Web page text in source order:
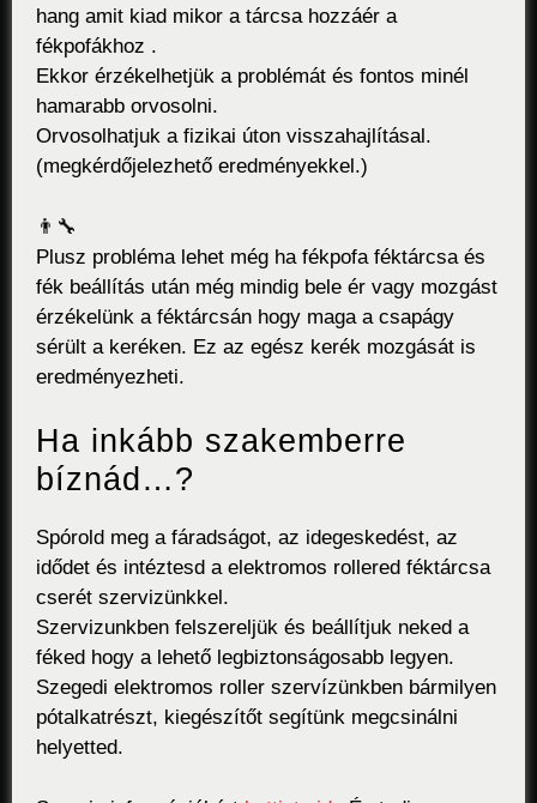
hang amit kiad mikor a tárcsa hozzáér a
fékpofákhoz .
Ekkor érzékelhetjük a problémát és fontos minél
hamarabb orvosolni.
Orvosolhatjuk a fizikai úton visszahajlításal.
(megkérdőjelezhető eredményekkel.)
👨‍🔧
Plusz probléma lehet még ha fékpofa féktárcsa és
fék beállítás után még mindig bele ér vagy mozgást
érzékelünk a féktárcsán hogy maga a csapágy
sérült a keréken. Ez az egész kerék mozgását is
eredményezheti.
Ha inkább szakemberre
bíznád…?
Spórold meg a fáradságot, az idegeskedést, az
idődet és intéztesd a elektromos rollered féktárcsa
cserét szervizünkkel.
Szervizunkben felszereljük és beállítjuk neked a
féked hogy a lehető legbiztonságosabb legyen.
Szegedi elektromos roller szervízünkben bármilyen
pótalkatrészt, kiegészítőt segítünk megcsinálni
helyetted.